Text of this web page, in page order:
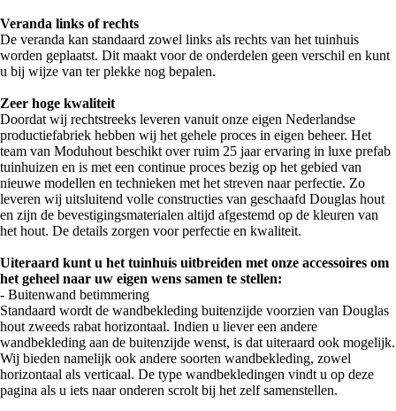
Veranda links of rechts
De veranda kan standaard zowel links als rechts van het tuinhuis
worden geplaatst. Dit maakt voor de onderdelen geen verschil en kunt
u bij wijze van ter plekke nog bepalen.
Zeer hoge kwaliteit
Doordat wij rechtstreeks leveren vanuit onze eigen Nederlandse
productiefabriek hebben wij het gehele proces in eigen beheer. Het
team van Moduhout beschikt over ruim 25 jaar ervaring in luxe prefab
tuinhuizen en is met een continue proces bezig op het gebied van
nieuwe modellen en technieken met het streven naar perfectie. Zo
leveren wij uitsluitend volle constructies van geschaafd Douglas hout
en zijn de bevestigingsmaterialen altijd afgestemd op de kleuren van
het hout. De details zorgen voor perfectie en kwaliteit.
Uiteraard kunt u het tuinhuis uitbreiden met onze accessoires om
het geheel naar uw eigen wens samen te stellen:
- Buitenwand betimmering
Standaard wordt de wandbekleding buitenzijde voorzien van Douglas
hout zweeds rabat horizontaal. Indien u liever een andere
wandbekleding aan de buitenzijde wenst, is dat uiteraard ook mogelijk.
Wij bieden namelijk ook andere soorten wandbekleding, zowel
horizontaal als verticaal. De type wandbekledingen vindt u op deze
pagina als u iets naar onderen scrolt bij het zelf samenstellen.